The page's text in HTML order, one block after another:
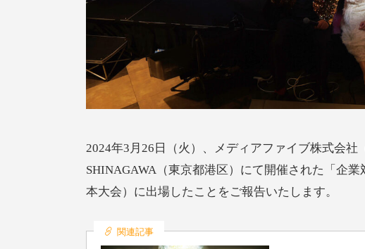
2024年3月26日（火）、メディアファイブ株式会社
SHINAGAWA（東京都港区）にて開催された「企
本大会）に出場したことをご報告いたします。
関連記事